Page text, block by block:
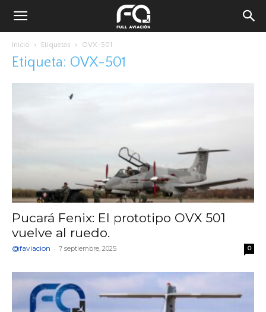
Inicio Etiquetas OVX-501
Etiqueta: OVX-501
Pucará Fenix: El prototipo OVX 501
vuelve al ruedo.
@faviacion - 7 septiembre, 2025 0